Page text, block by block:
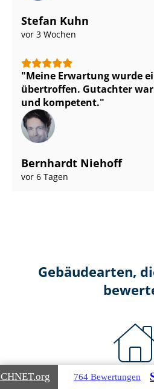
Stefan Kuhn
vor 3 Wochen
Meine Erwartung wurde
übertroffen. Gutachter
und kompetent.
Bernhardt Niehoff
vor 6 Tagen
Gebäudearten,
.org 764 Bewertungen